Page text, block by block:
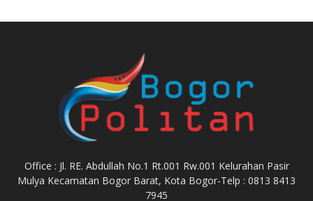
Office : Jl. RE. Abdullah No.1 Rt.001 Rw.001 Kelurahan Pasir
Mulya Kecamatan Bogor Barat, Kota Bogor-Telp : 0813 8413
7945